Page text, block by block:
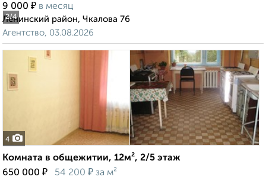
2/4
9 000 ₽ в месяц
Ленинский район, Чкалова 76
Агентство, 03.08.2026
4
Комната в общежитии, 12м², 2/5 этаж
650 000 ₽ 54 200 ₽ за м²